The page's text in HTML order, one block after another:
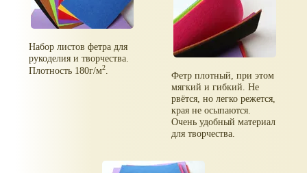
Набор листов фетра для
рукоделия и творчества.
Плотность 180г/м2
Фетр плотный, при этом
мягкий и гибкий. Не
рвётся, но легко режется,
края не осыпаются.
Очень удобный материал
для творчества.